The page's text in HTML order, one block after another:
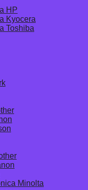
HP
Kyocera
Toshiba
Minolta